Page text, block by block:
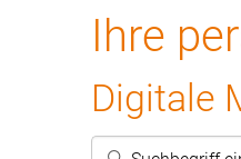
Digitale
Medien
Ihre
Digitale
Kategorie